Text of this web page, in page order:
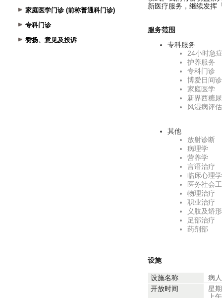
家庭医学门诊 (前称普通科门诊)
专科门诊
赞扬、意见及投诉